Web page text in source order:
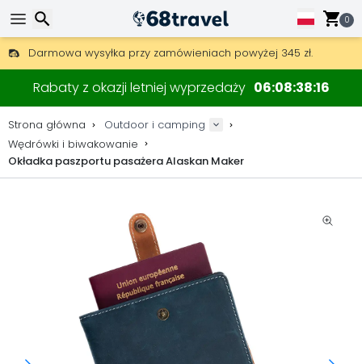
0
Darmowa wysyłka przy zamówieniach powyżej 345 zł.
30 dni na zwrot, 90 dni na drewniane mapy i dekoracje.
Najlepsze ceny na sprzęt outdoorowy i akcesoria.
Rabaty z okazji letniej wyprzedaży 06083816
Strona główna
Outdoor i camping
Wędrówki i biwakowanie
Okładka paszportu pasażera Alaskan Maker
Wyszukaj
Wyszukaj